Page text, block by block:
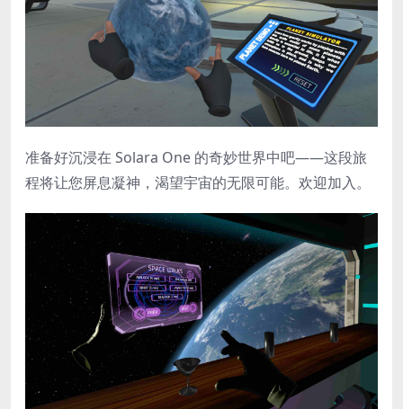
准备好沉浸在 Solara One 的奇妙世界中吧——这段旅
程将让您屏息凝神，渴望宇宙的无限可能。欢迎加入。